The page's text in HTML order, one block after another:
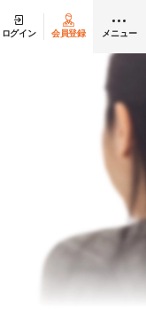
ログイン 会員登録 メニュー